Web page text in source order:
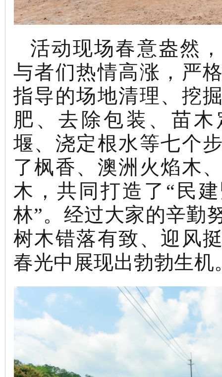
活动现场春意盎然
与者们热情高涨，严
指导的场地清理、挖
肥、去除包装、苗
堰、浇定根水等七个
了枫香、澳洲火焰木
木，共同打造了 “民
林”。经过大家的辛勤
树木错落有致、迎风
春光中展现出勃勃生机